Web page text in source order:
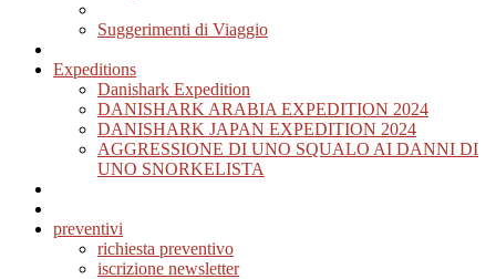
Suggerimenti di Viaggio
Expeditions
Danishark Expedition
DANISHARK ARABIA EXPEDITION 2024
DANISHARK JAPAN EXPEDITION 2024
AGGRESSIONE DI UNO SQUALO AI DANNI DI
UNO SNORKELISTA
preventivi
richiesta preventivo
iscrizione newsletter